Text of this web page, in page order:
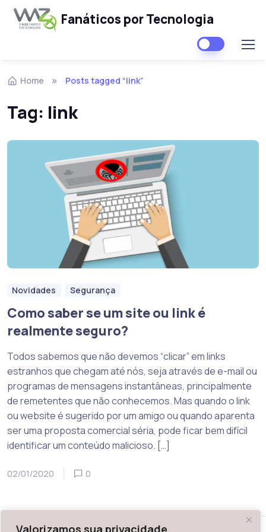
Valorizamos sua privacidade
Fanáticos por Tecnologia
Home Posts tagged “link”
Tag: link
Novidades Segurança
Como saber se um site ou link é
realmente seguro?
Todos sabemos que não devemos “clicar” em links
estranhos que chegam até nós, seja através de e-mail ou
programas de mensagens instantâneas, principalmente
de remetentes que não conhecemos. Mas quando o link
ou website é sugerido por um amigo ou quando aparenta
ser uma proposta comercial séria, pode ficar bem difícil
identificar um conteúdo malicioso. […]
02/01/2020 0